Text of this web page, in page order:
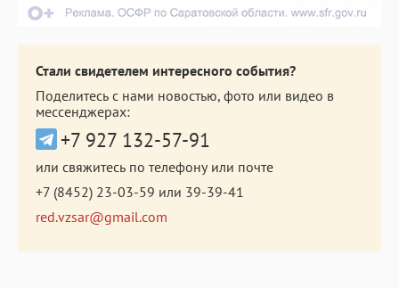
Стали свидетелем интересного события?
Поделитесь с нами новостью, фото или видео в
мессенджерах:
+7 927 132-57-91
или свяжитесь по телефону или почте
+7 (8452) 23-03-59 или 39-39-41
red.vzsar@gmail.com